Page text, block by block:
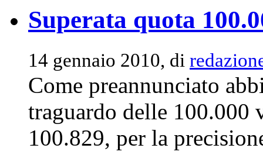
Superata quota
14 gennaio 2010, di
Come preannunciato
traguardo delle 100.000
100.829, per la